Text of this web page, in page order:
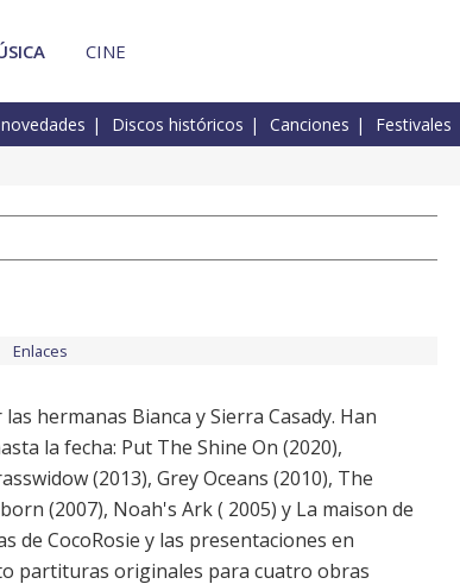
CINE
Discos históricos Canciones Festivales
Enlaces
hermanas Bianca y Sierra Casady. Han
la fecha: Put The Shine On (2020),
(2013), Grey Oceans (2010), The
(2007), Noah's Ark ( 2005) y La maison de
de CocoRosie y las presentaciones en
partituras originales para cuatro obras